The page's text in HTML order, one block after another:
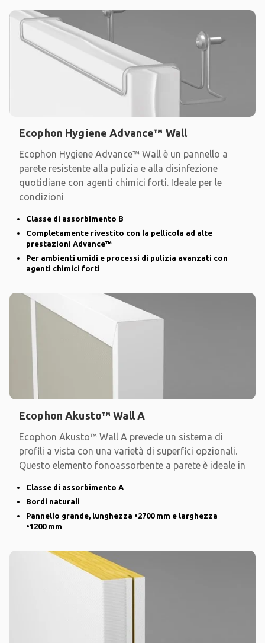
Ecophon Hygiene Advance™ Wall
Ecophon Hygiene Advance™ Wall è un pannello a
parete resistente alla pulizia e alla disinfezione
quotidiane con agenti chimici forti. Ideale per le
condizioni
Classe di assorbimento B
Completamente rivestito con la pellicola ad alte
prestazioni Advance™
Per ambienti umidi e processi di pulizia avanzati con
agenti chimici forti
Ecophon Akusto™ Wall A
Ecophon Akusto™ Wall A prevede un sistema di
profili a vista con una varietà di superfici opzionali.
Questo elemento fonoassorbente a parete è ideale in
Classe di assorbimento A
Bordi naturali
Pannello grande, lunghezza •2700 mm e larghezza
•1200 mm